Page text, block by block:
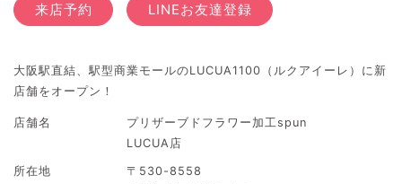
来店予約 LINEお友達登録
大阪駅直結、駅型商業モールのLUCUA1100（ルクアイーレ）に新
店舗をオープン！
店舗名
プリザーブドフラワー加工spun
LUCUA店
所在地
〒530-8558